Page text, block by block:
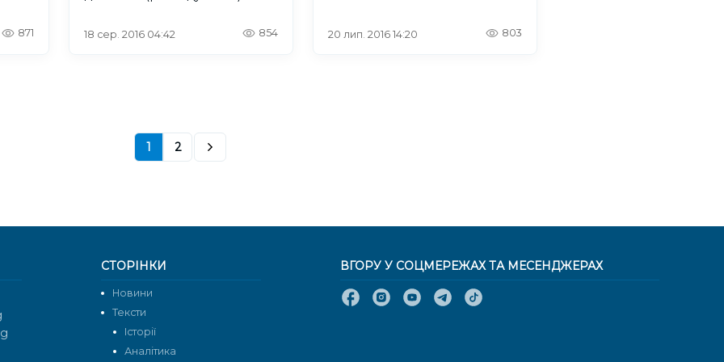
871 18 сер. 2016 04:42 854 20 лип. 2016 14:20 803
1 2
СТОРІНКИ
Новини
Тексти
Історії
Аналітика
ВГОРУ У СОЦМЕРЕЖАХ ТА МЕСЕНДЖЕРАХ